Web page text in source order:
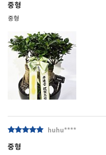
중형
중형
huhu****
중형